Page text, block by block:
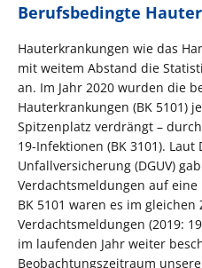
Berufsbedingte
Hauterkrankungen wie das
mit weitem Abstand die
an. Im Jahr 2020 wurden die
Hauterkrankungen (BK 5101)
Spitzenplatz verdrängt –
19-Infektionen (BK 3101).
Unfallversicherung (DGUV)
Verdachtsmeldungen auf eine
BK 5101 waren es im
Verdachtsmeldungen (2019:
im laufenden Jahr weiter
Beobachtungszeitraum